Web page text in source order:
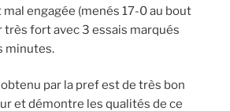
engagée (menés 17-0 au bout
très fort avec 3 essais marqués
minutes.
par la pref est de très bon
et démontre les qualités de ce